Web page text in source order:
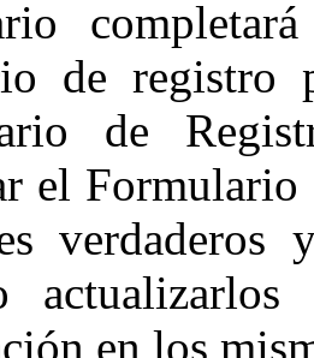
de registro
de
el Formulario
verdaderos
en los